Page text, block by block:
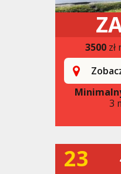
3500
3
23